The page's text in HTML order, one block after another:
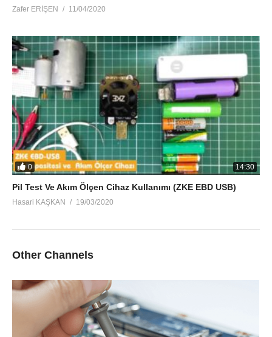
Zafer ERİŞEN 11/04/2020
0 14:30
Pil Test Ve Akım Ölçen Cihaz Kullanımı (ZKE EBD USB)
Hasari KAŞKAN 19/03/2020
Other Channels